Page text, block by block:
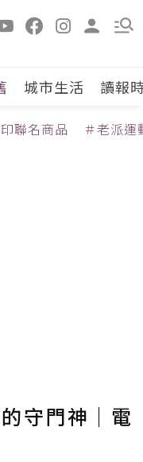
城市生活 讀報
聯名商品 ＃老派運
守門神｜電